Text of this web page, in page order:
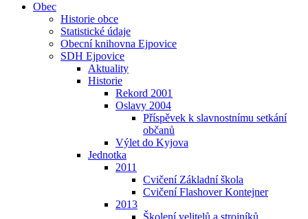
Obec
Historie obce
Statistické údaje
Obecní knihovna Ejpovice
SDH Ejpovice
Aktuality
Historie
Rekord 2001
Oslavy 2004
Příspěvek k slavnostnímu setkání
občanů
Výlet do Kyjova
Jednotka
2011
Cvičení Základní škola
Cvičení Flashover Kontejner
2013
Školení velitelů a strojníků